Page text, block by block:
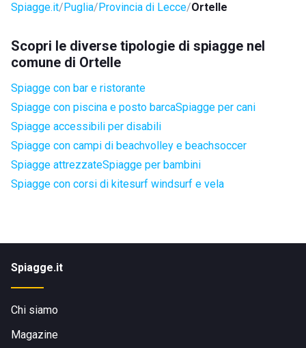
Spiagge.it Puglia Provincia di Lecce Ortelle
Scopri le diverse tipologie di spiagge nel
comune di Ortelle
Spiagge con bar e ristorante
Spiagge con piscina e posto barcaSpiagge per cani
Spiagge accessibili per disabili
Spiagge con campi di beachvolley e beachsoccer
Spiagge attrezzateSpiagge per bambini
Spiagge con corsi di kitesurf windsurf e vela
Spiagge.it
Chi siamo
Magazine